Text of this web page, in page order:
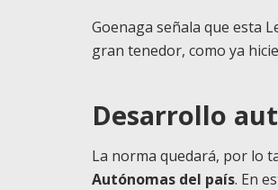
Goenaga señala que esta
gran tenedor, como ya
Desarrollo
La norma quedará, por lo
Autónomas del país. En